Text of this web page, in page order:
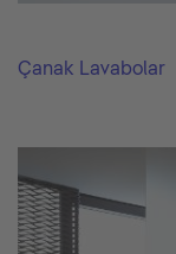
Çanak Lavabolar